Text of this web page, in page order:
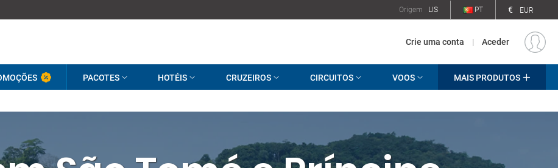
Origem LIS PT € EUR
Crie uma conta | Aceder
PACOTES HOTÉIS CRUZEIROS CIRCUITOS VOOS MAIS PRODUTOS